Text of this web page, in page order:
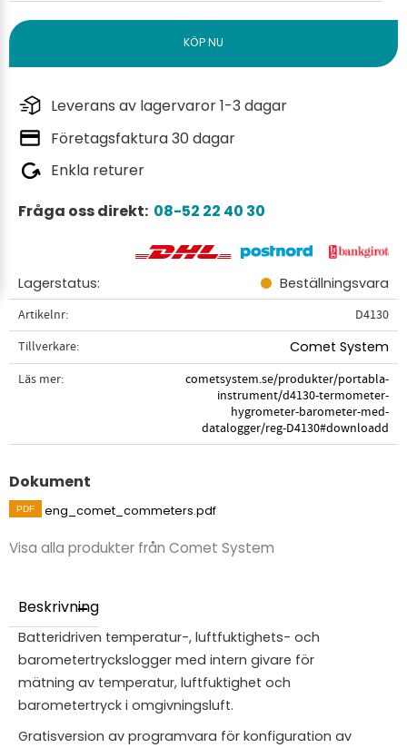
Leverans av lagervaror 1-3 dagar
Företagsfaktura 30 dagar
Enkla returer
Fråga oss direkt: 08-52 22 40 30
Lagerstatus Beställningsvara
Artikelnr
D4130
Tillverkare
Comet System
Läs mer
cometsystem.se/produkter/portabla-
instrument/d4130-termometer-
hygrometer-barometer-med-
datalogger/reg-D4130#downloadd
Dokument
eng_comet_commeters.pdf
Visa alla produkter från Comet System
Beskrivning
Batteridriven temperatur-, luftfuktighets- och
barometertryckslogger med intern givare för
mätning av temperatur, luftfuktighet och
barometertryck i omgivningsluft.
Gratisversion av programvara för konfiguration av